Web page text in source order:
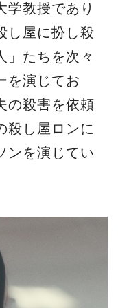
学教授であり
し屋に扮し殺
」たちを次々
を演じてお
の殺害を依頼
殺し屋ロンに
ンを演じてい